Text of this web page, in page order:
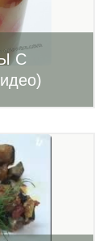
С